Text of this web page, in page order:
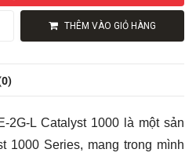
THÊM VÀO GIỎ HÀNG
2G-L Catalyst 1000 là một sản
1000 Series, mang trong mình